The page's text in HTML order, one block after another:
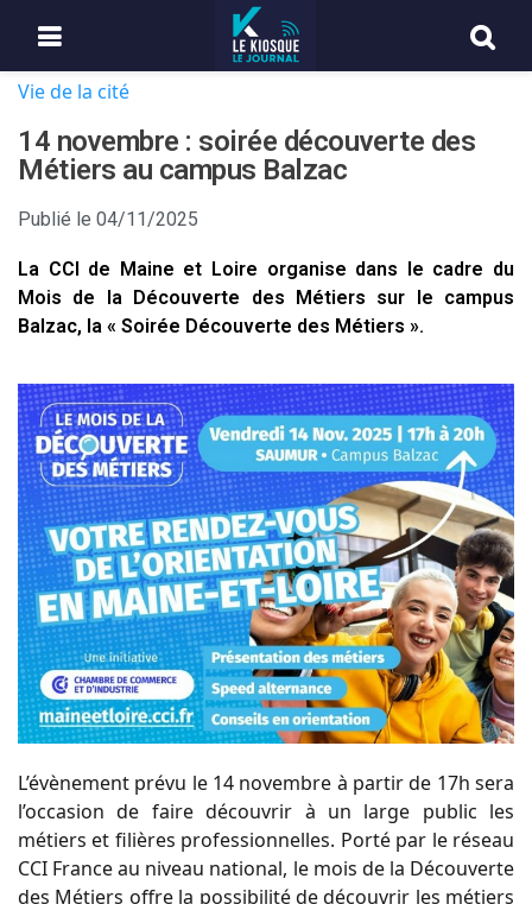
Vie de la cité
14 novembre : soirée découverte des
Métiers au campus Balzac
Publié le 04/11/2025
La CCI de Maine et Loire organise dans le cadre du
Mois de la Découverte des Métiers sur le campus
Balzac, la « Soirée Découverte des Métiers ».
L’évènement prévu le 14 novembre à partir de 17h sera
l’occasion de faire découvrir à un large public les
métiers et filières professionnelles. Porté par le réseau
CCI France au niveau national, le mois de la Découverte
des Métiers offre la possibilité de découvrir les métiers